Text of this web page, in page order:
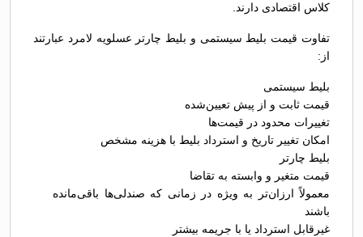
کلاس اقتصادی دارند.
تفاوت قیمت بلیط سیستمی و بلیط چارتر عسلویه لامرد عبارتند
از:
بلیط سیستمی
قیمت ثابت و از پیش تعیین‌شده
تغییرات محدود در قیمت‌ها
امکان تغییر تاریخ و استرداد بلیط با هزینه مشخص
بلیط چارتر
قیمت متغیر و وابسته به تقاضا
معمولاً ارزان‌تر به ویژه در زمانی که صندلی‌ها باقی‌مانده
باشند
غیرقابل استرداد یا با جریمه بیشتر